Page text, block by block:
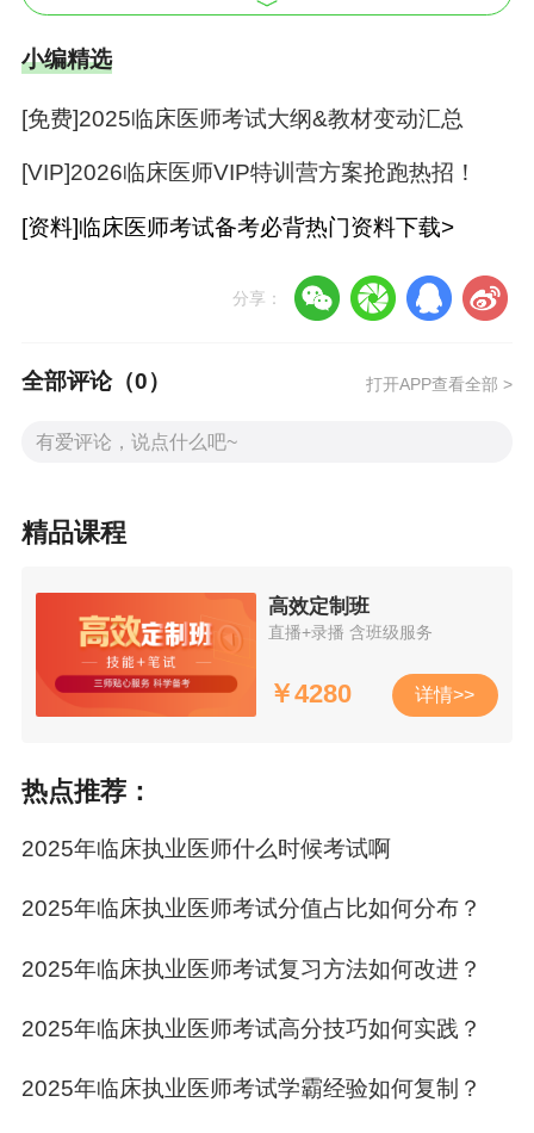
2025年临床执业医师考试大纲
医师考试《医学心理学》考试大纲
二、医学伦理学： 2025年临床执业医师考试
《医学伦理学》考试大纲pdf下载
三、卫生法规：2025年临床执业医师考试《卫
四、医学人文素养：
师考试《医学人文素养》考试大纲
师考试《基础医学综合》考试大纲（完整版）
一、解剖学：2025年临床执业医师考试《解剖
二、生物化学：
免费下载：2025年临床执业医
师考试《生物化学》考试大纲
小编精选
[免费]2025临床医师考试大纲&教材变动汇总
[VIP]2026临床医师VIP特训营方案抢跑热招！
[资料]临床医师考试备考必背热门资料下载>
分享：
全部评论（0） 打开APP查看全部 >
精品课程
高效定制班
直播+录播 含班级服务
￥4280 详情>>
热点推荐：
2025年临床执业医师什么时候考试啊
2025年临床执业医师考试分值占比如何分布？
2025年临床执业医师考试复习方法如何改进？
2025年临床执业医师考试高分技巧如何实践？
2025年临床执业医师考试学霸经验如何复制？